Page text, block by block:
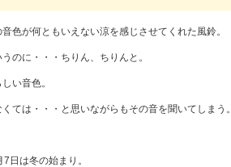
色が何ともいえない涼を感じさせてくれた風鈴。
のに・・・ちりん、ちりんと。
い音色。
ては・・・と思いながらもその音を聞いてしまう。
日は冬の始まり。